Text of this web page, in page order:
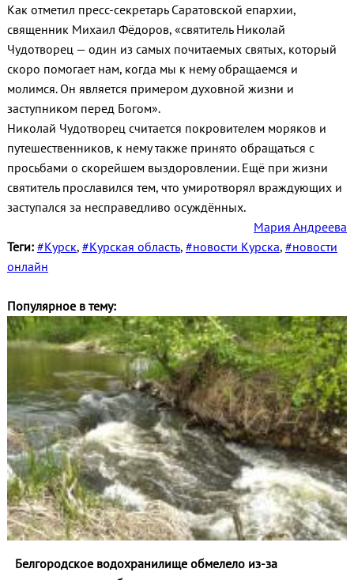
Как отметил пресс‑секретарь Саратовской епархии,
священник Михаил Фёдоров, «святитель Николай
Чудотворец — один из самых почитаемых святых, который
скоро помогает нам, когда мы к нему обращаемся и
молимся. Он является примером духовной жизни и
заступником перед Богом».
Николай Чудотворец считается покровителем моряков и
путешественников, к нему также принято обращаться с
просьбами о скорейшем выздоровлении. Ещё при жизни
святитель прославился тем, что умиротворял враждующих и
заступался за несправедливо осуждённых.
Мария Андреева
Теги: #Курск, #Курская область, #новости Курска, #новости
онлайн
Популярное в тему:
Белгородское водохранилище обмелело из-за